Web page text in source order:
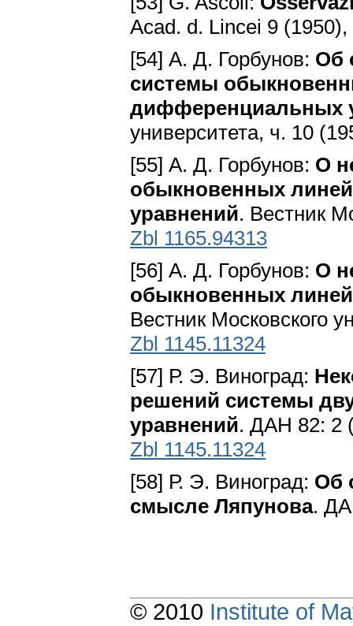
Acad. d. Lincei 9
[54] А. Д. Горбунов: Об
системы
дифференциальных
университета, ч. 10
[55] А. Д. Горбунов: О
обыкновенных
уравнений. Вестник
Zbl 1165.94313
[56] А. Д. Горбунов: О
обыкновенных
Вестник Московского
Zbl 1145.11324
[57] Р. Э. Виноград:
решений системы
уравнений. ДАН 82: 2
Zbl 1145.11324
[58] Р. Э. Виноград: Об
смысле Ляпунова.
© 2010 Institute of